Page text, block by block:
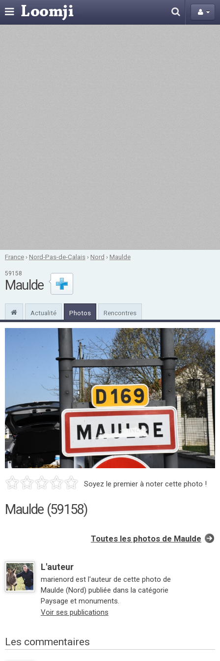
France ›Nord-Pas-de-Calais ›Nord ›Maulde
59158
Maulde
Actualité Photos Rencontres
Soyez le premier à noter cette photo !
Maulde (59158)
Toutes les photos de Maulde
L'auteur
marienord est l'auteur de cette photo de
Maulde (Nord) publiée dans la catégorie
Paysage et monuments.
Voir ses publications
Les commentaires